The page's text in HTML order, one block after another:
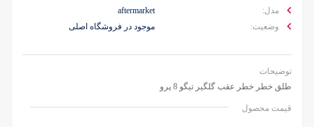
مدل:
aftermarket
وضعیت:
موجود در فروشگاه اصلی
توضیحات
طلق خطر خطر عقب گلگیر تیگو 8 پرو
قیمت محصول